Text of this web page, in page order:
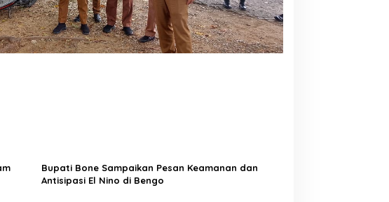
Bupati Bone Sampaikan Pesan Keamanan dan
Antisipasi El Nino di Bengo